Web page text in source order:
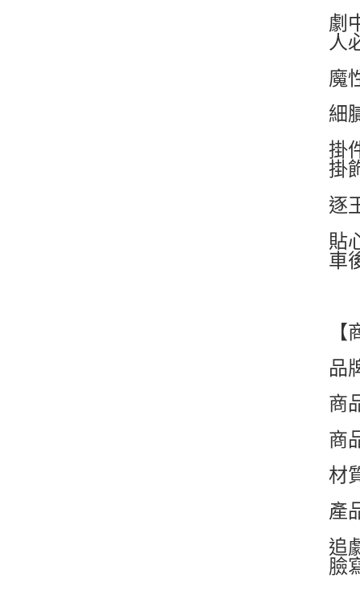
劇
人
魔
細
掛
掛
逐
貼
車
品
商
商
材
產
追
臉